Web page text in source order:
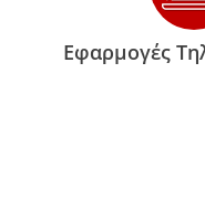
Εφαρμογές